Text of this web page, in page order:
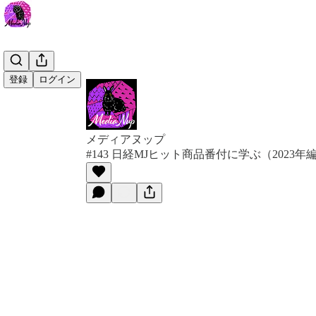
登録 ログイン
メディアヌップ
#143 日経MJヒット商品番付に学ぶ（2023年編